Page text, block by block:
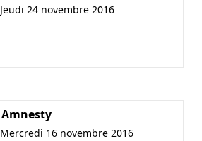
Jeudi 24 novembre 2016
Amnesty
Mercredi 16 novembre 2016